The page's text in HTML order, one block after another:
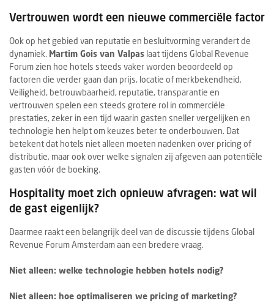
Vertrouwen wordt een nieuwe commerciële factor
Ook op het gebied van reputatie en besluitvorming verandert de
dynamiek. Martim Gois van Valpas laat tijdens Global Revenue
Forum zien hoe hotels steeds vaker worden beoordeeld op
factoren die verder gaan dan prijs, locatie of merkbekendheid.
Veiligheid, betrouwbaarheid, reputatie, transparantie en
vertrouwen spelen een steeds grotere rol in commerciële
prestaties, zeker in een tijd waarin gasten sneller vergelijken en
technologie hen helpt om keuzes beter te onderbouwen. Dat
betekent dat hotels niet alleen moeten nadenken over pricing of
distributie, maar ook over welke signalen zij afgeven aan potentiële
gasten vóór de boeking.
Hospitality moet zich opnieuw afvragen: wat wil
de gast eigenlijk?
Daarmee raakt een belangrijk deel van de discussie tijdens Global
Revenue Forum Amsterdam aan een bredere vraag.
Niet alleen: welke technologie hebben hotels nodig?
Niet alleen: hoe optimaliseren we pricing of marketing?